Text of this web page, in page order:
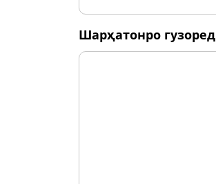
шарҳатонро гузоред